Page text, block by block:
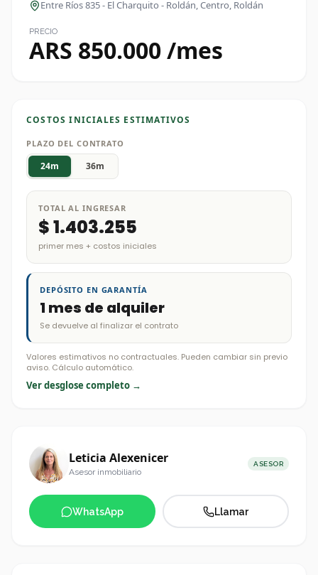
Entre Ríos 835 - El Charquito - Roldán, Centro, Roldán
PRECIO
ARS 850.000 /mes
COSTOS INICIALES ESTIMATIVOS
PLAZO DEL CONTRATO
24m 36m
TOTAL AL INGRESAR
$ 1.403.255
primer mes + costos iniciales
DEPÓSITO EN GARANTÍA
1 mes de alquiler
Se devuelve al finalizar el contrato
Valores estimativos no contractuales. Pueden cambiar sin previo
aviso. Cálculo automático.
Ver desglose completo →
Leticia Alexenicer
Asesor inmobiliario
ASESOR
WhatsApp Llamar